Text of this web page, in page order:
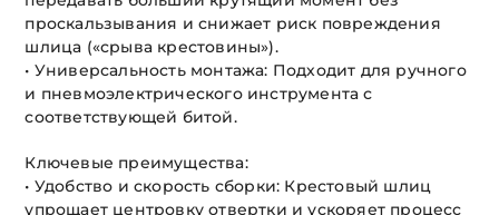
проскальзывания и снижает риск повреждения
шлица («срыва крестовины»).
• Универсальность монтажа: Подходит для ручного
и пневмоэлектрического инструмента с
соответствующей битой.
Ключевые преимущества:
• Удобство и скорость сборки: Крестовый шлиц
упрощает центровку отвертки и ускоряет процесс